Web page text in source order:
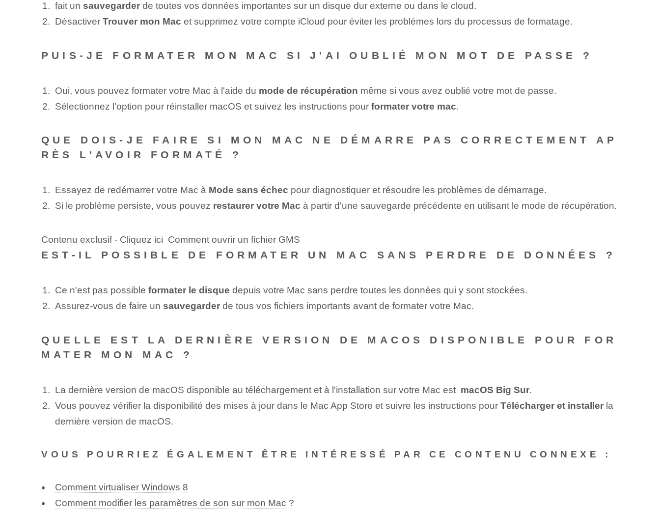
fait un sauvegarderde toutes vos données importantes sur un disque dur externe ou dans le cloud.
Désactiver Trouver mon⁤ Mac et⁢ supprimez votre compte iCloud pour éviter les problèmes lors du processus de formatage⁢.
PUIS-JE FORMATER MON MAC SI J'AI OUBLIÉ MON MOT DE PASSE ?
Oui, vous pouvez formater votre Mac à l'aide du mode de récupération même si vous avez oublié votre mot de passe.
Sélectionnez l'option pour réinstaller macOS et suivez les instructions pour formater votre mac.
QUE DOIS-JE FAIRE SI MON MAC NE DÉMARRE PAS CORRECTEMENT AP
RÈS L'AVOIR FORMATÉ ?
Essayez de redémarrer votre Mac à Mode sans échec pour diagnostiquer et résoudre les problèmes de démarrage.
Si le problème persiste, vous pouvez restaurer votre ⁤Mac à partir d'une sauvegarde précédente en utilisant le mode de récupération.
Contenu exclusif - Cliquez ici Comment ouvrir un fichier GMS
EST-IL POSSIBLE DE FORMATER UN MAC SANS PERDRE DE DONNÉES ?
Ce n'est pas possible formater le disque depuis votre Mac sans perdre toutes les données qui y sont stockées.
Assurez-vous de faire un sauvegarderde tous vos fichiers importants avant de formater votre Mac.
QUELLE EST LA DERNIÈRE VERSION DE MACOS DISPONIBLE POUR FOR
MATER MON MAC ?
La dernière version de macOS disponible au téléchargement et à l'installation sur votre Mac est ⁣ macOS ‍Big Sur.
Vous pouvez vérifier la disponibilité des mises à jour dans le Mac App Store et suivre les instructions pour Télécharger et installerla
dernière version de macOS.
VOUS POURRIEZ ÉGALEMENT ÊTRE INTÉRESSÉ PAR CE CONTENU CONNEXE :
Comment virtualiser Windows 8
Comment modifier les paramètres de son sur mon Mac ?